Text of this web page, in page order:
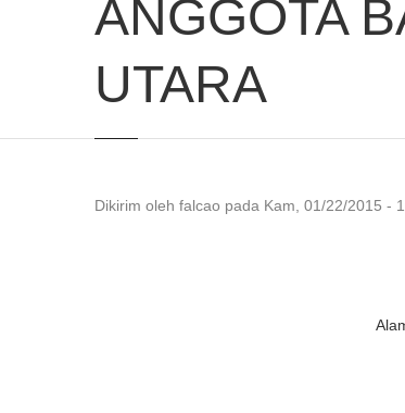
ANGGOTA
UTARA
Dikirim oleh falcao pada Kam, 01/22/2015 -